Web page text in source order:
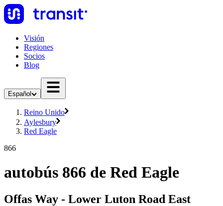
Visión
Regiones
Socios
Blog
Español
Reino Unido
Aylesbury
Red Eagle
866
autobús 866 de Red Eagle
Offas Way - Lower Luton Road East